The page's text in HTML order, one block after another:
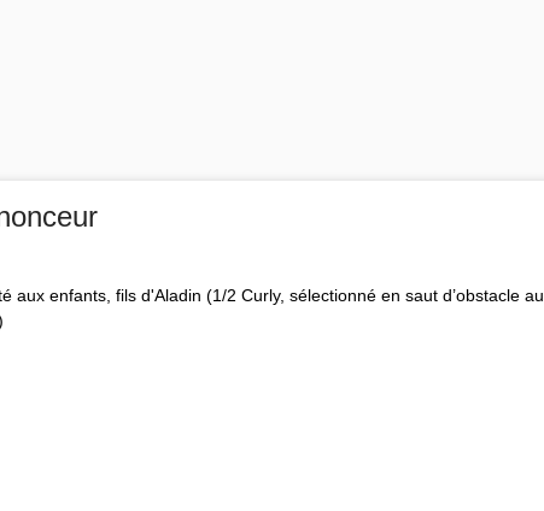
aux enfants, fils d'Aladin (1/2 Curly, sélectionné en saut d’obstacle au